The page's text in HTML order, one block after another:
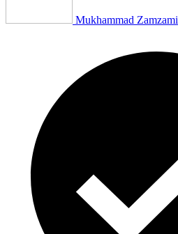
Mukhammad Zamzami